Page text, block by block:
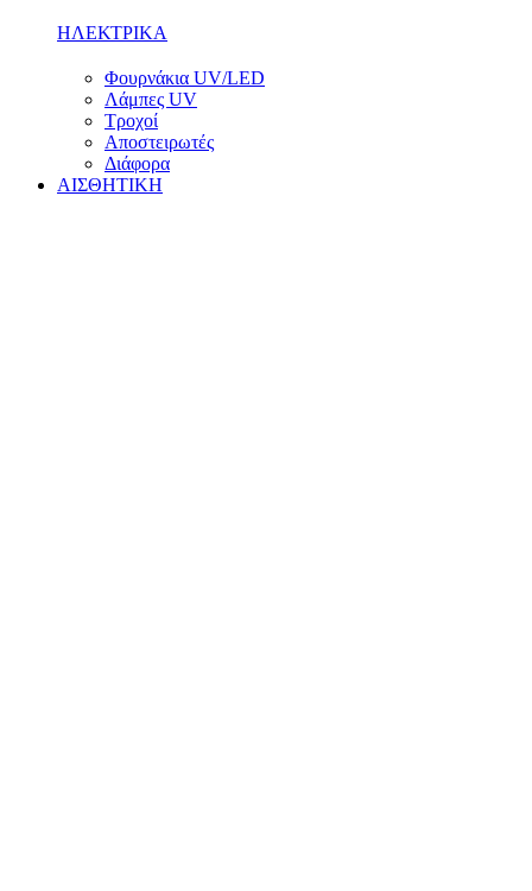
ΗΛΕΚΤΡΙΚΑ
Φουρνάκια UV/LED
Λάμπες UV
Τροχοί
Αποστειρωτές
Διάφορα
ΑΙΣΘΗΤΙΚΗ